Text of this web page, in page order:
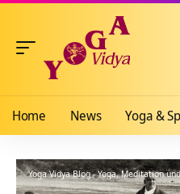
Home News Yoga &
Yoga Vidya Blog - Yoga, Meditation